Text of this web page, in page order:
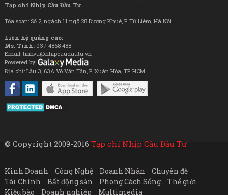
Tạp chí Nhịp Cầu Đầu Tư
Tòa soạn: Số 2, ngách 11 ngõ 28 Dương Khuê, P. Từ Liêm, Hà Nội
Liên hệ quảng cáo:
Ms. Tình: 037 4868 488
Email: tinhvu@nhipcaudautu.vn
Powered by:
Địa chỉ: Lầu 3, 63A Võ Văn Tần, P. Xuân Hòa, TP. HCM
© Copyright 2009-2016 Tạp chí Nhịp Cầu Đầu Tư
Kinh Doanh Công Nghệ Doanh Nhân
Chuyên đề
Tài Chính
Bất động sản Phong Cách Sống
Thế giới
Kiều bào
Doanh nghiệp Multimedia